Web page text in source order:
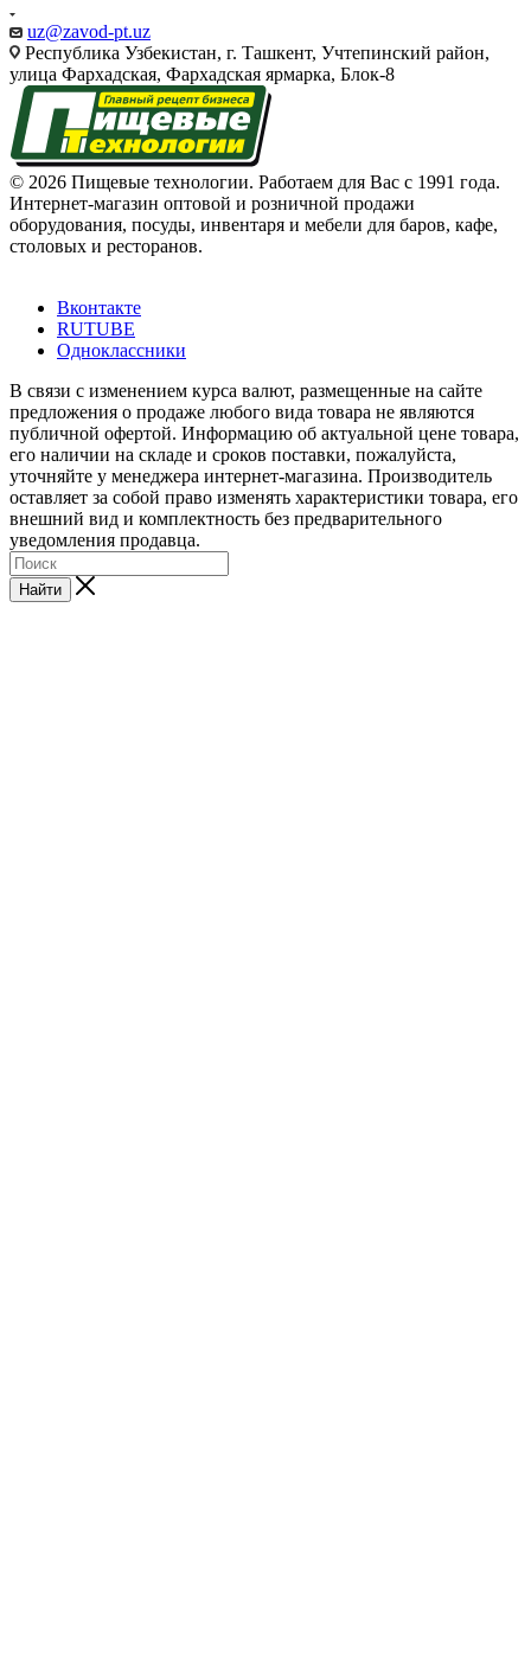
uz@zavod-pt.uz
Республика Узбекистан, г. Ташкент, Учтепинский район,
улица Фархадская, Фархадская ярмарка, Блок-8
© 2026 Пищевые технологии. Работаем для Вас с 1991 года.
Интернет-магазин оптовой и розничной продажи
оборудования, посуды, инвентаря и мебели для баров, кафе,
столовых и ресторанов.
Вконтакте
RUTUBE
Одноклассники
В связи с изменением курса валют, размещенные на сайте
предложения о продаже любого вида товара не являются
публичной офертой. Информацию об актуальной цене товара,
его наличии на складе и сроков поставки, пожалуйста,
уточняйте у менеджера интернет-магазина. Производитель
оставляет за собой право изменять характеристики товара, его
внешний вид и комплектность без предварительного
уведомления продавца.
Найти